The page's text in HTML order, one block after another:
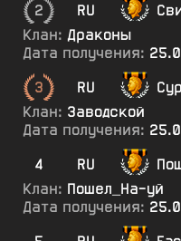
2
RU
Клан: Драконы
Дата получения:
3
RU
Клан: Заводской
Дата получения:
4
RU
Клан: Пошел_На-уй
Дата получения: